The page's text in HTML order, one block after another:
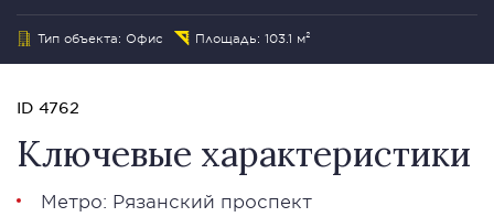
Тип объекта: Офис Площадь: 103.1 м²
ID 4762
Ключевые характеристики
Метро: Рязанский проспект